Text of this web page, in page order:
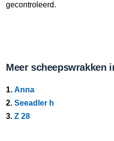
gecontroleerd.
Meer scheepswrakken
1. Anna
2. Seeadler h
3. Z 28